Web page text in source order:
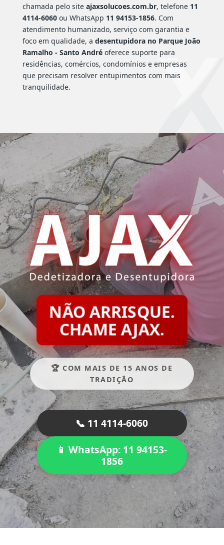
chamada pelo site ajaxsolucoes.com.br, telefone 11
4114-6060ou WhatsApp 11 94153-1856. Com
atendimento humanizado, serviço com garantia e
foco em qualidade, a desentupidora no Parque João
Ramalho - Santo Andréoferece suporte para
residências, comércios, condomínios e empresas
que precisam resolver entupimentos com mais
tranquilidade.
NÃO ARRISQUE.
CHAME AJAX.
🏆 COM MAIS DE 15 ANOS DE
TRADIÇÃO
📞 11 4114-6060
📱 WhatsApp: 11 94153-
1856